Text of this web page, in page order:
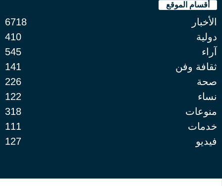
أقسام الموقع
الأخبار
6718
دولية
410
آراء
545
ثقافة وفن
141
صحة
226
نساء
122
منوعات
318
خدمات
111
فيديو
127